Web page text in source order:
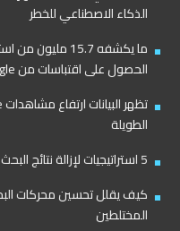
الذكاء الاصطناعي للخطر
ما يكشفه 15.7
الحصول على اقتباسات من Google
الطويلة
5 استراتيجيات لإزالة نتائج البحث السلبية في 2026
المختلطين